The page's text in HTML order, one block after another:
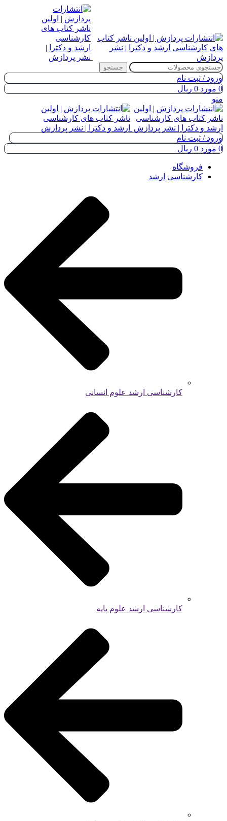
جستجو
ورود / ثبت نام
0 مورد 0 ریال
منو
ورود / ثبت نام
0 مورد 0 ریال
فروشگاه
کارشناسی ارشد
کارشناسی ارشد علوم انسانی
کارشناسی ارشد علوم پایه